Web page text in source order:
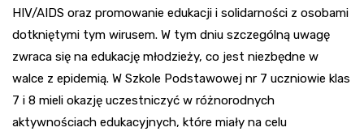
HIV/AIDS oraz promowanie edukacji i solidarności z osobami
dotkniętymi tym wirusem. W tym dniu szczególną uwagę
zwraca się na edukację młodzieży, co jest niezbędne w
walce z epidemią. W Szkole Podstawowej nr 7 uczniowie klas
7 i 8 mieli okazję uczestniczyć w różnorodnych
aktywnościach edukacyjnych, które miały na celu